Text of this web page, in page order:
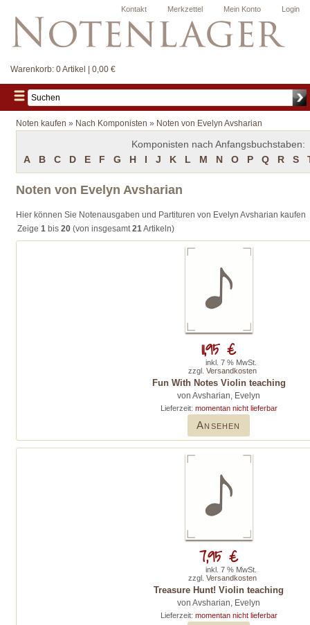
Login
Mein Konto
Merkzettel
Kontakt
Warenkorb: 0 Artikel | 0,00 €
Noten kaufen » Nach Komponisten » Noten von Evelyn Avsharian
Komponisten nach Anfangsbuchstaben:
A
B C D E F G H I J K L M N O P Q R S
Noten von Evelyn Avsharian
Hier können Sie Notenausgaben und Partituren von Evelyn Avsharian kaufen
Zeige 1 bis 20 (von insgesamt21Artikeln)
Fun With Notes Violin teaching
von Avsharian, Evelyn
Lieferzeit: momentan nicht lieferbar
Ansehen
11,95 €
inkl. 7 % MwSt.
zzgl. Versandkosten
Treasure Hunt! Violin teaching
von Avsharian, Evelyn
Lieferzeit: momentan nicht lieferbar
7,95 €
inkl. 7 % MwSt.
zzgl. Versandkosten